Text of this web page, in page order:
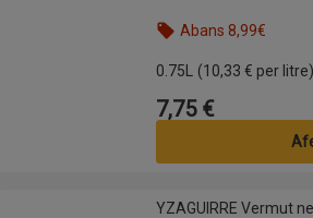
Abans 8,99€
0.75L
(10,33 € per litre)
Preu
7,75 €
YZAGUIRRE Vermut negre reserva
YZAGUIRRE Vermut